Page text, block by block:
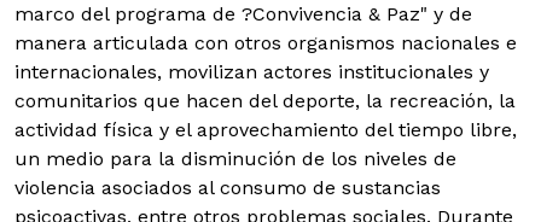
marco del programa de ?Convivencia & Paz" y de
manera articulada con otros organismos nacionales e
internacionales, movilizan actores institucionales y
comunitarios que hacen del deporte, la recreación, la
actividad física y el aprovechamiento del tiempo libre,
un medio para la disminución de los niveles de
violencia asociados al consumo de sustancias
psicoactivas, entre otros problemas sociales. Durante